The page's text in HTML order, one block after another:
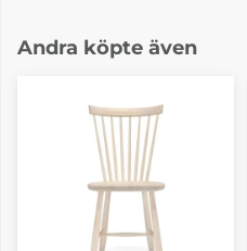
Andra köpte även